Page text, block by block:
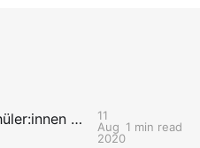
Mehr als 30.000 Schüler:innen starten mit der Schul-Cloud Brandenburg in das neue Schuljahr
11
Aug
2020
1 min read